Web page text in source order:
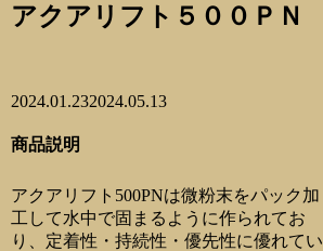
アクアリフト５００ＰＮ
2024.01.232024.05.13
商品説明
アクアリフト500PNは微粉末をパック加
工して水中で固まるように作られてお
り、定着性・持続性・優先性に優れてい